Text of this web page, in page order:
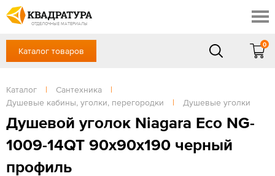
ОТДЕЛОЧНЫЕ МАТЕРИАЛЫ
Профи
Контакты
Доставка и оплата
Выставочный зал
Готовые решения
+7 (861) 217-94-70
Сб, Вс — выходной
ЗАКАЗАТЬ ЗВОНОК
Вход / Регистрация
Каталог товаров
0
Каталог | Сантехника
|
Душевые кабины, уголки, перегородки
| Душевые уголки
Душевой уголок Niagara Eco NG-
1009-14QT 90x90x190 черный
профиль